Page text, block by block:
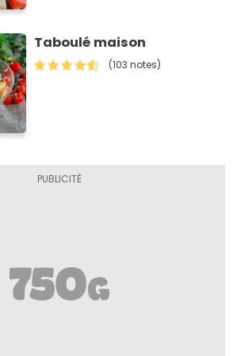
Taboulé maison
(103 notes)